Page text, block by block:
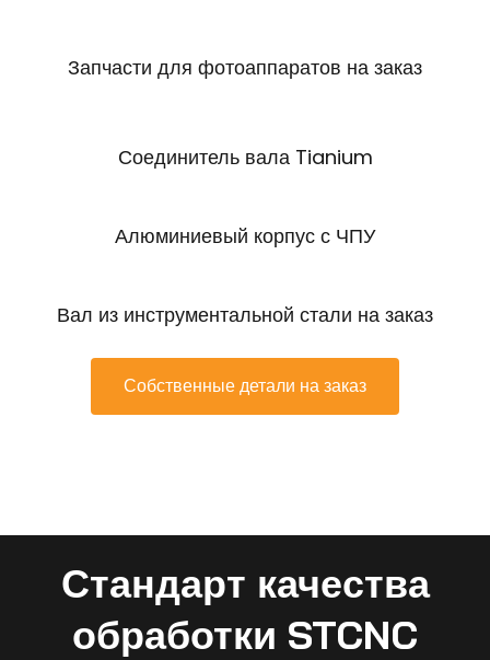
Запчасти для фотоаппаратов на заказ
Соединитель вала Tianium
Алюминиевый корпус с ЧПУ
Вал из инструментальной стали на заказ
Собственные детали на заказ
Стандарт качества
обработки STCNC